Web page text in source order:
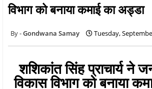
विभाग को बनाया कमाई का अड्डा
Gondwana Samay Tuesday,
शशिकांत सिंह प्राचार्य ने
विकास विभाग को बनाया